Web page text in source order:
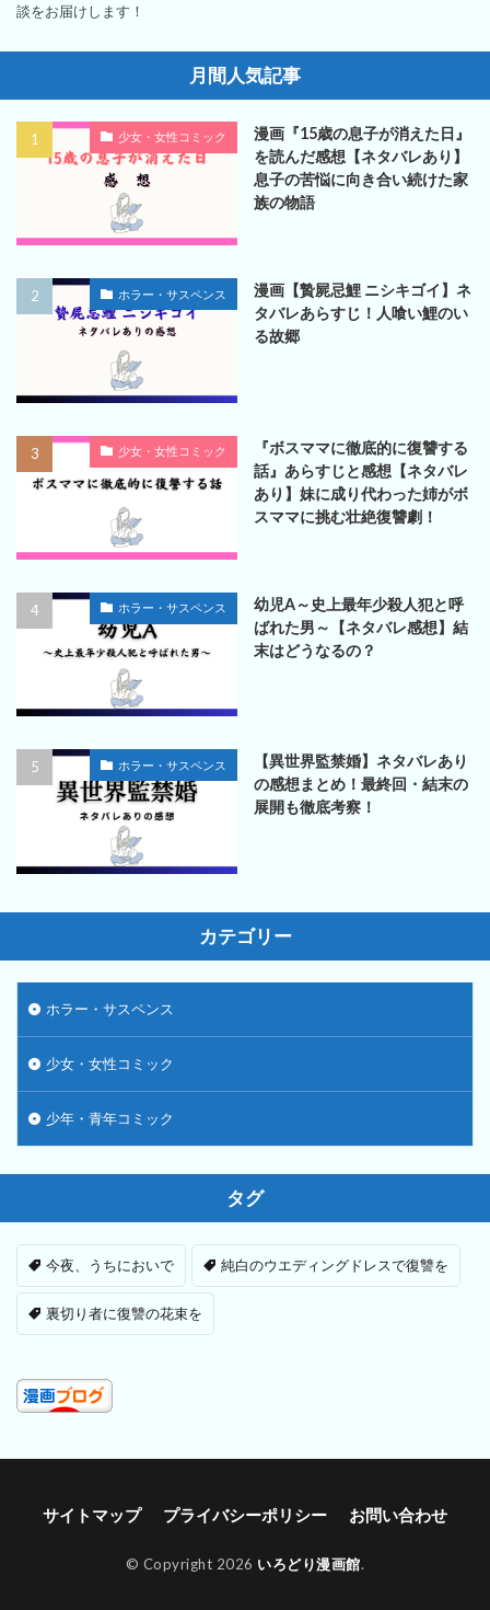
談をお届けします！
月間人気記事
少女・女性コミック
漫画『15歳の息子が消えた日』
を読んだ感想【ネタバレあり】
息子の苦悩に向き合い続けた家
族の物語
ホラー・サスペンス
漫画【贄屍忌鯉 ニシキゴイ】ネ
タバレあらすじ！人喰い鯉のい
る故郷
少女・女性コミック
『ボスママに徹底的に復讐する
話』あらすじと感想【ネタバレ
あり】妹に成り代わった姉がボ
スママに挑む壮絶復讐劇！
ホラー・サスペンス
幼児A～史上最年少殺人犯と呼
ばれた男～【ネタバレ感想】結
末はどうなるの？
ホラー・サスペンス
【異世界監禁婚】ネタバレあり
の感想まとめ！最終回・結末の
展開も徹底考察！
カテゴリー
ホラー・サスペンス
少女・女性コミック
少年・青年コミック
タグ
今夜、うちにおいで 純白のウエディングドレスで復讐を
裏切り者に復讐の花束を
サイトマップ プライバシーポリシー お問い合わせ
© Copyright 2026 いろどり漫画館.